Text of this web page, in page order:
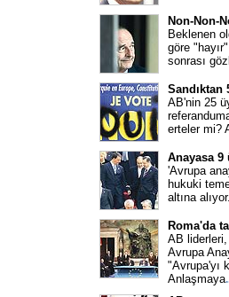
Non-Non-
Beklenen
göre
sonrası
Sandıktan
AB'nin 25
erteler mi?
Anayasa
'Avrupa
hukuki
altına
Roma'da
AB liderleri,
Avrupa
"Avrupa'yı
Anlaşmaya